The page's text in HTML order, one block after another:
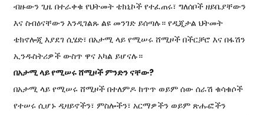
ብዙውን ጊዜ በተራቀቁ የህትመት ቴክኒኮች የተፈጠሩ፣ ግለሰቦች ዘይቤያቸውን
እና ስብዕናቸውን እንዲገልጹ ልዩ መንገድ ይሰጣሉ። የዲጂታል ህትመት
ቴክኖሎጂ እያደገ ሲሄድ፣ በአታሚ ላይ የሚሠሩ ሸሚዞች በችርቻሮ እና በፋሽን
ኢንዱስትሪዎች ውስጥ ዋና አካል ይሆናሉ።
በአታሚ ላይ የሚሠሩ ሸሚዞች ምንድን ናቸው?
በአታሚ ላይ የሚሠሩ ሸሚዞች በተለምዶ ከጥጥ ወይም ሰው ሰራሽ ቁሳቁሶች
የተሠሩ ሲሆኑ ዲዛይኖችን፣ ምስሎችን፣ አርማዎችን ወይም ጽሑፎችን